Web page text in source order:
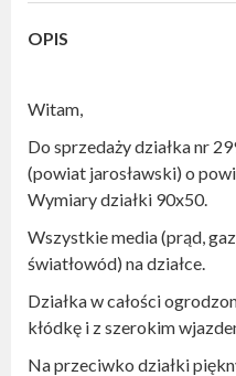
OPIS
Witam,
Do sprzedaży działka nr
(powiat jarosławski) o
Wymiary działki 90x50.
Wszystkie media (prąd,
światłowód) na działce.
Działka w całości
kłódkę i z szerokim
Na przeciwko działki